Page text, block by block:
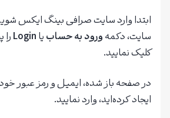
ابتدا وارد سایت صرافی بینگ ایکس
سایت، دکمهورود به حسابیاLogin
کلیک نمایید.
در صفحه باز شده، ایمیل و رمز عبور
ایجاد کرده‌اید، وارد نمایید.